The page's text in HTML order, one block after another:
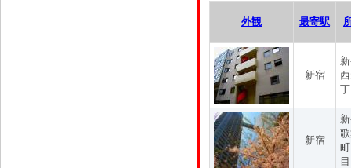
外観 最寄駅
新宿
新宿
目